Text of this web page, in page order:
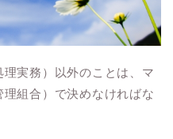
実務）以外のことは、マ
組合）で決めなければな